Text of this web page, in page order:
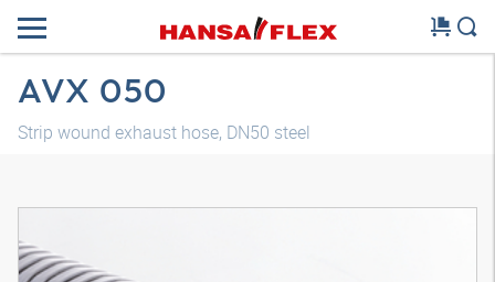
AVX 050
Strip wound exhaust hose, DN50 steel